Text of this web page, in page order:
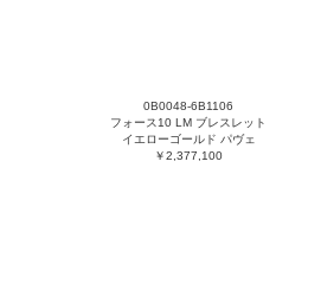
0B0048-6B1106
フォース10 LM ブレスレット
イエローゴールド パヴェ
￥2,377,100